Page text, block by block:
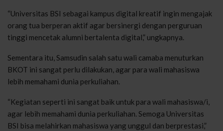
“Universitas BSI sebagai kampus digital kreatif ingin mengajak
orang tua berperan aktif agar bersinergi dengan perguruan
tinggi mencetak alumni bertalenta digital,” ungkapnya.
Sementara itu, Samsudin salah satu wali camaba menuturkan
BKOT ini sangat perlu dilakukan, agar para wali mahasiswa
lebih memahami dunia perkuliahan.
“Kegiatan seperti ini sangat baik untuk para wali mahasiswa/i,
agar lebih memahami dunia perkuliahan. Semoga Universitas
BSI bisa melahirkan mahasiswa yang unggul dan berprestasi,”